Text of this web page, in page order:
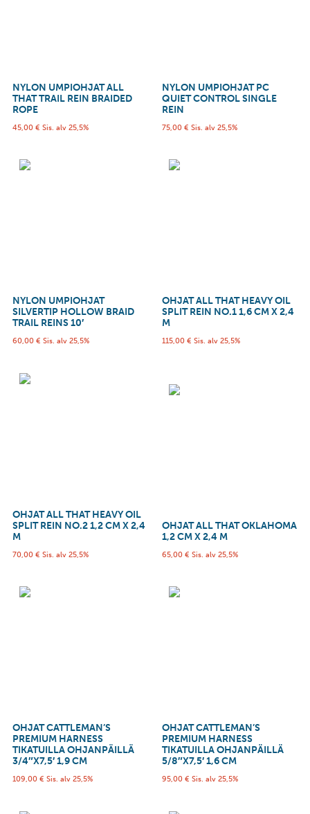
NYLON UMPIOHJAT ALL
THAT TRAIL REIN BRAIDED
ROPE
45,00 € Sis. alv 25,5%
NYLON UMPIOHJAT PC
QUIET CONTROL SINGLE
REIN
75,00 € Sis. alv 25,5%
NYLON UMPIOHJAT
SILVERTIP HOLLOW BRAID
TRAIL REINS 10′
60,00 € Sis. alv 25,5%
OHJAT ALL THAT HEAVY OIL
SPLIT REIN NO.1 1,6 CM X 2,4
M
115,00 € Sis. alv 25,5%
OHJAT ALL THAT HEAVY OIL
SPLIT REIN NO.2 1,2 CM X 2,4
M
70,00 € Sis. alv 25,5%
OHJAT ALL THAT OKLAHOMA
1,2 CM X 2,4 M
65,00 € Sis. alv 25,5%
OHJAT CATTLEMAN’S
PREMIUM HARNESS
TIKATUILLA OHJANPÄILLÄ
3/4″X7,5′ 1,9 CM
109,00 € Sis. alv 25,5%
OHJAT CATTLEMAN’S
PREMIUM HARNESS
TIKATUILLA OHJANPÄILLÄ
5/8″X7,5′ 1,6 CM
95,00 € Sis. alv 25,5%